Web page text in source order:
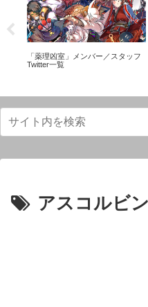
「薬理凶室」メンバー／スタッフ
Twitter一覧
アスコルビ